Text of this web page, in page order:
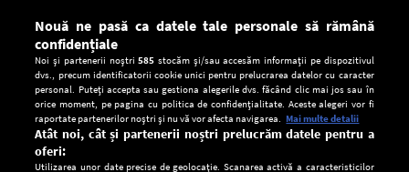
Descarcă gratuit aplicaţia Europa FM pentru smartphone:
Nouă ne pasă ca datele tale personale să rămână
confidențiale
Noi și partenerii noștri585 stocăm și/sau accesăm informații pe dispozitivul
dvs., precum identificatorii cookie unici pentru prelucrarea datelor cu caracter
personal. Puteți accepta sau gestiona alegerile dvs. făcând clic mai jos sau în
orice moment, pe pagina cu politica de confidențialitate. Aceste alegeri vor fi
raportate partenerilor noștri și nu vă vor afecta navigarea. Mai multe detalii
Atât noi, cât și partenerii noștri prelucrăm datele pentru a
oferi:
Utilizarea unor date precise de geolocație. Scanarea activă a caracteristicilor